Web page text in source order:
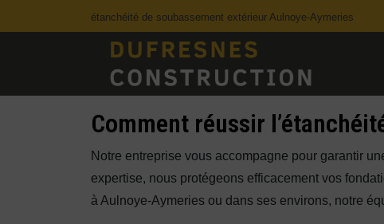
étanchéité de soubassement extérieur Aulnoye-Aymeries
Comment réussir
Notre entreprise vous accompagne pour garantir
expertise, nous protégeons efficacement vos
à Aulnoye-Aymeries ou dans ses environs, notre